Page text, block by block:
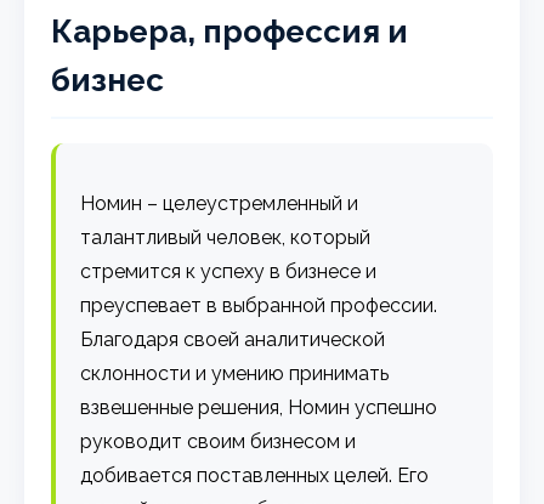
Карьера, профессия и
бизнес
Номин – целеустремленный и
талантливый человек, который
стремится к успеху в бизнесе и
преуспевает в выбранной профессии.
Благодаря своей аналитической
склонности и умению принимать
взвешенные решения, Номин успешно
руководит своим бизнесом и
добивается поставленных целей. Его